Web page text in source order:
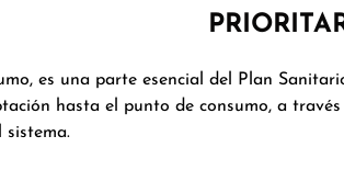
es una parte esencial del Plan
hasta el punto de consumo, a
sistema.